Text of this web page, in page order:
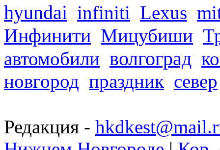
hyundai infiniti Lexus
Инфинити Мицубиши
автомобили волгоград
новгород праздник север
Редакция -